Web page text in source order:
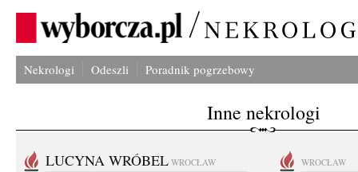
Nekrologi Odeszli Poradnik pogrzebowy
Inne nekrologi
LUCYNA WRÓBEL WROCŁAW WROCŁAW